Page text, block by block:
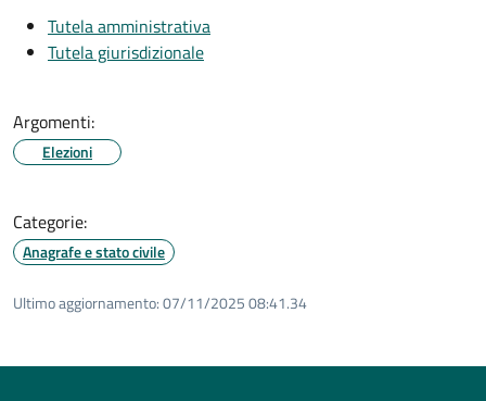
Tutela amministrativa
Tutela giurisdizionale
Argomenti:
Elezioni
Categorie:
Anagrafe e stato civile
Ultimo aggiornamento:07/11/2025 08:41.34